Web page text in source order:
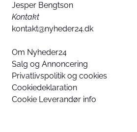
Jesper Bengtson
Kontakt
kontakt@nyheder24.dk
Om Nyheder24
Salg og Annoncering
Privatlivspolitik og cookies
Cookiedeklaration
Cookie Leverandør info